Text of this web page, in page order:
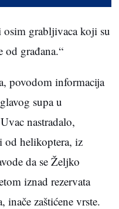
osim grabljivaca koji su
građana.“
povodom informacija
supa u
nastradalo,
od helikoptera, iz
da se Željko
iznad rezervata
inače zaštićene vrste.